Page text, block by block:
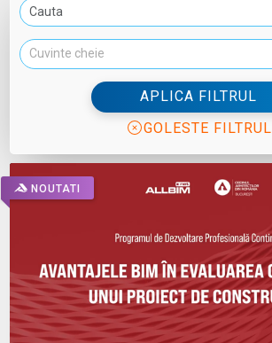
APLICA FILTRUL
GOLESTE FILTRUL
NOUTATI